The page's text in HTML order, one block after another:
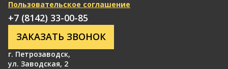
Пользовательское соглашение
г. Петрозаводск,
ул. Заводская, 2
+7 (8142) 33-00-85
ЗАКАЗАТЬ ЗВОНОК